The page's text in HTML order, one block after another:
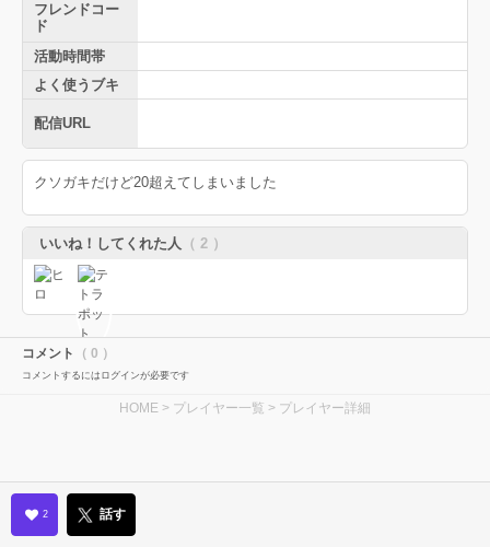
フレンドコー
ド
活動時間帯
よく使うブキ
配信URL
クソガキだけど20超えてしまいました
いいね！してくれた人 （ 2 ）
コメント （ 0 ）
コメントするにはログインが必要です
HOME > プレイヤー一覧 > プレイヤー詳細
2 話す